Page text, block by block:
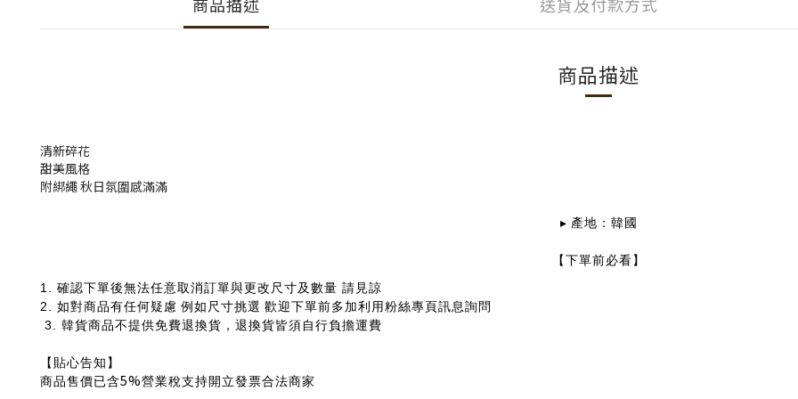
商品描述 送貨及付款方式
商品描述
清新碎花
甜美風格
附綁繩 秋日氛圍感滿滿
▸ 產地：韓國
【下單前必看】
1. 確認下單後無法任意取消訂單與更改尺寸及數量 請見諒
2. 如對商品有任何疑慮 例如尺寸挑選 歡迎下單前多加利用粉絲專頁訊息詢問
3. 韓貨商品不提供免費退換貨，退換貨皆須自行負擔運費
【貼心告知】
商品售價已含5%營業稅支持開立發票合法商家